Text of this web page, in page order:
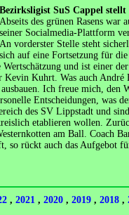
Bezirksligist SuS Cappel stellt
Abseits des grünen Rasens
seiner Socialmedia-Plattform
An vorderster Stelle steht
sich auf eine Fortsetzung für
und ist einer
Kuhrt. Was auch André
Ich freue mich, den
Entscheidungen, was
des SV Lippstadt und
etablieren wollen.
am Ball. Coach
so rückt auch das Aufgebot
, 2021 , 2020 , 2019 , 2018 ,